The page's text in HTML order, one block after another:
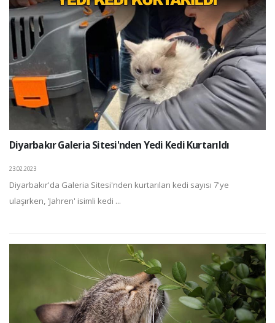
Diyarbakır Galeria Sitesi'nden Yedi Kedi Kurtarıldı
23.02.2023
Diyarbakır'da Galeria Sitesi'nden kurtarılan kedi sayısı 7'ye
ulaşırken, 'Jahren' isimli kedi ...